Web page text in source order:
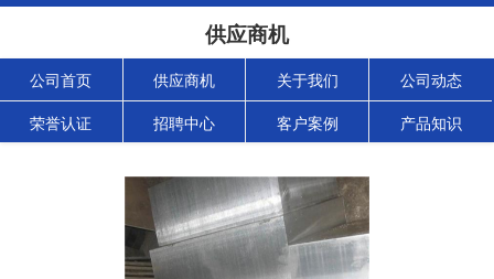
供应商机
公司首页 供应商机 关于我们 公司动态
荣誉认证 招聘中心 客户案例 产品知识